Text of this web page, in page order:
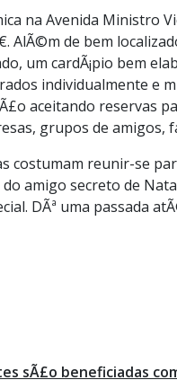
na Avenida Ministro
AlÃ©m de bem
um cardÃ¡pio bem
individualmente e
aceitando reservas
grupos de amigos,
costumam reunir-se
amigo secreto de
DÃª uma passada
sÃ£o beneficiadas